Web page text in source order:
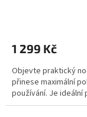
1 299 Kč
Objevte praktický
přinese maximální
používání. Je ideální